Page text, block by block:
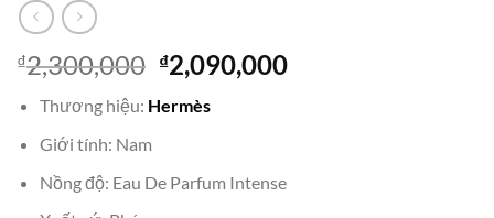
₫2,300,000 Giá
gốc
là:
₫2,090,000Giá
Thương hiệu: Hermès
Giới tính: Nam
Nồng độ: Eau De Parfum Intense